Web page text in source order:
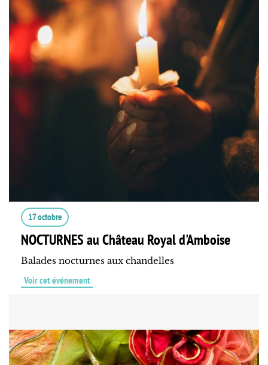
17 octobre
NOCTURNES au Château Royal d'Amboise
Balades nocturnes aux chandelles
Voir cet événement